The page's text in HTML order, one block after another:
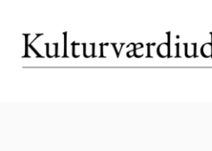
indhold